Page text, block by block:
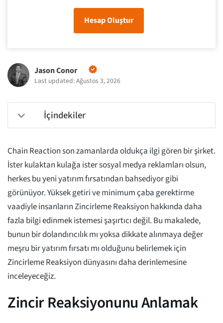
Hesap Oluştur
Jason Conor
Last updated: Ağustos 3, 2026
İçindekiler
Chain Reaction son zamanlarda oldukça ilgi gören bir şirket.
İster kulaktan kulağa ister sosyal medya reklamları olsun,
herkes bu yeni yatırım fırsatından bahsediyor gibi
görünüyor. Yüksek getiri ve minimum çaba gerektirme
vaadiyle insanların Zincirleme Reaksiyon hakkında daha
fazla bilgi edinmek istemesi şaşırtıcı değil. Bu makalede,
bunun bir dolandırıcılık mı yoksa dikkate alınmaya değer
meşru bir yatırım fırsatı mı olduğunu belirlemek için
Zincirleme Reaksiyon dünyasını daha derinlemesine
inceleyeceğiz.
Zincir Reaksiyonunu Anlamak